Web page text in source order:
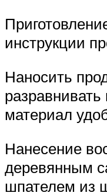
инструкции
Наносить
разравнивать
материал
Нанесение
деревянным
шпателем из